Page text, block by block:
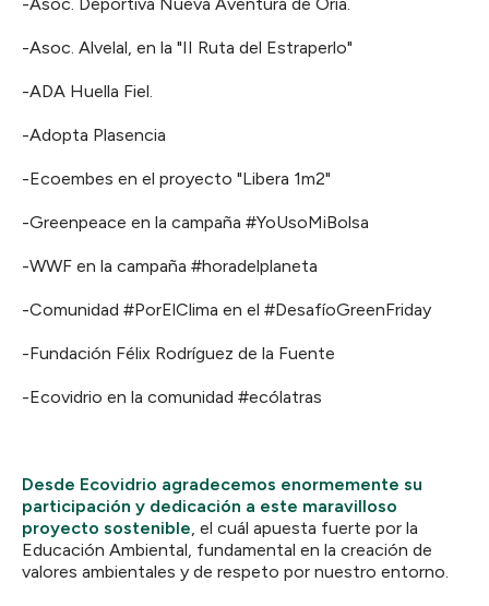
-Asoc. Deportiva Nueva Aventura de Oria.
-Asoc. Alvelal, en la "II Ruta del Estraperlo"
-ADA Huella Fiel.
-Adopta Plasencia
-Ecoembes en el proyecto "Libera 1m2"
-Greenpeace en la campaña #YoUsoMiBolsa
-WWF en la campaña #horadelplaneta
-Comunidad #PorElClima en el #DesafíoGreenFriday
-Fundación Félix Rodríguez de la Fuente
-Ecovidrio en la comunidad #ecólatras
Desde Ecovidrio agradecemos enormemente su
participación y dedicación a este maravilloso
proyecto sostenible, el cuál apuesta fuerte por la
Educación Ambiental, fundamental en la creación de
valores ambientales y de respeto por nuestro entorno.